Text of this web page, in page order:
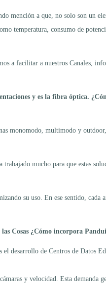
a que, no solo son un
temperatura, consumo de
a facilitar a nuestros Canales,
y es la fibra óptica.
multimodo y outdoor,
mucho para que estas
su uso. En ese sentido, cada
Cosas ¿Cómo incorpora
desarrollo de Centros de Datos
y velocidad. Esta